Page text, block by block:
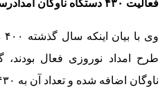
فعالیت ۴۳۰ دستگاه ناوگان امدادرسانی در طرح امداد نوروزی
ناوگان اضافه شده و تعداد آن به ۴۳۰ دستگاه رسیده است.